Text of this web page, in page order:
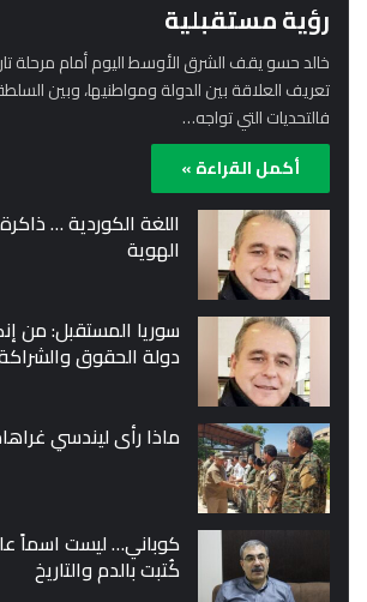
رؤية مستقبلية
خالد حسو يقف الشرق الأوسط اليوم أمام مرحلة
تعريف العلاقة بين الدولة ومواطنيها، وبين
فالتحديات التي تواجه…
أكمل القراءة »
اللغة الكوردية …
الهوية
سوريا المستقبل: من
دولة الحقوق
ماذا رأى ليندسي
كوباني… ليست اسماً
كُتبت بالدم والتاريخ